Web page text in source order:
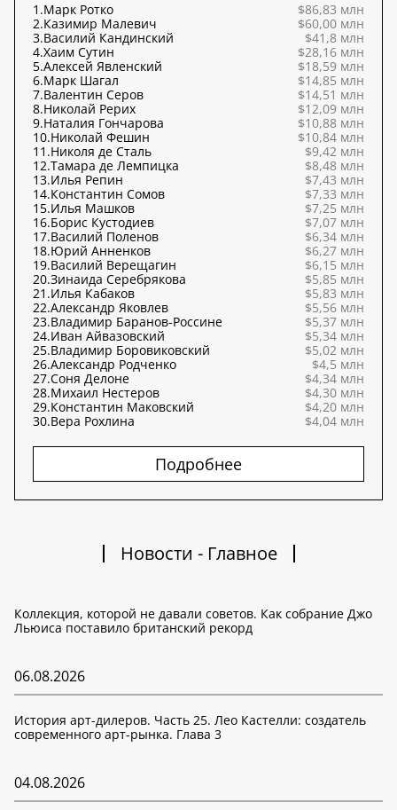
1.Марк Ротко
$86,83 млн
2.Казимир Малевич
$60,00 млн
3.Василий Кандинский
$41,8 млн
4.Хаим Сутин
$28,16 млн
5.Алексей Явленский
$18,59 млн
6.Марк Шагал
$14,85 млн
7.Валентин Серов
$14,51 млн
8.Николай Рерих
$12,09 млн
9.Наталия Гончарова
$10,88 млн
10.Николай Фешин
$10,84 млн
11.Николя де Сталь
$9,42 млн
12.Тамара де Лемпицка
$8,48 млн
13.Илья Репин
$7,43 млн
14.Константин Сомов
$7,33 млн
15.Илья Машков
$7,25 млн
16.Борис Кустодиев
$7,07 млн
17.Василий Поленов
$6,34 млн
18.Юрий Анненков
$6,27 млн
19.Василий Верещагин
$6,15 млн
20.Зинаида Серебрякова
$5,85 млн
21.Илья Кабаков
$5,83 млн
22.Александр Яковлев
$5,56 млн
23.Владимир Баранов-Россине
$5,37 млн
24.Иван Айвазовский
$5,34 млн
25.Владимир Боровиковский
$5,02 млн
26.Александр Родченко
$4,5 млн
27.Соня Делоне
$4,34 млн
28.Михаил Нестеров
$4,30 млн
29.Константин Маковский
$4,20 млн
30.Вера Рохлина $4,04 млн
Подробнее
Новости - Главное
Коллекция, которой не давали советов. Как собрание Джо
Льюиса поставило британский рекорд
06.08.2026
История арт-дилеров. Часть 25. Лео Кастелли: создатель
современного арт-рынка. Глава 3
04.08.2026